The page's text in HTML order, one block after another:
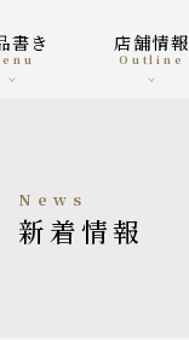
品書き
menu
店舗情報
outline
news
新着情報